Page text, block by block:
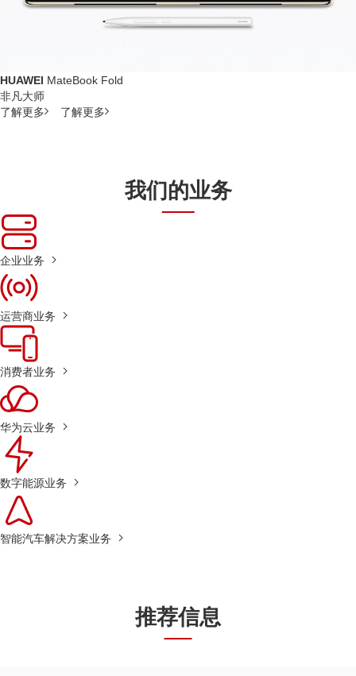
HUAWEI MateBook Fold
非凡大师
了解更多
了解更多
我们的业务
企业业务
运营商业务
消费者业务
华为云业务
数字能源业务
智能汽车解决方案业务
推荐信息